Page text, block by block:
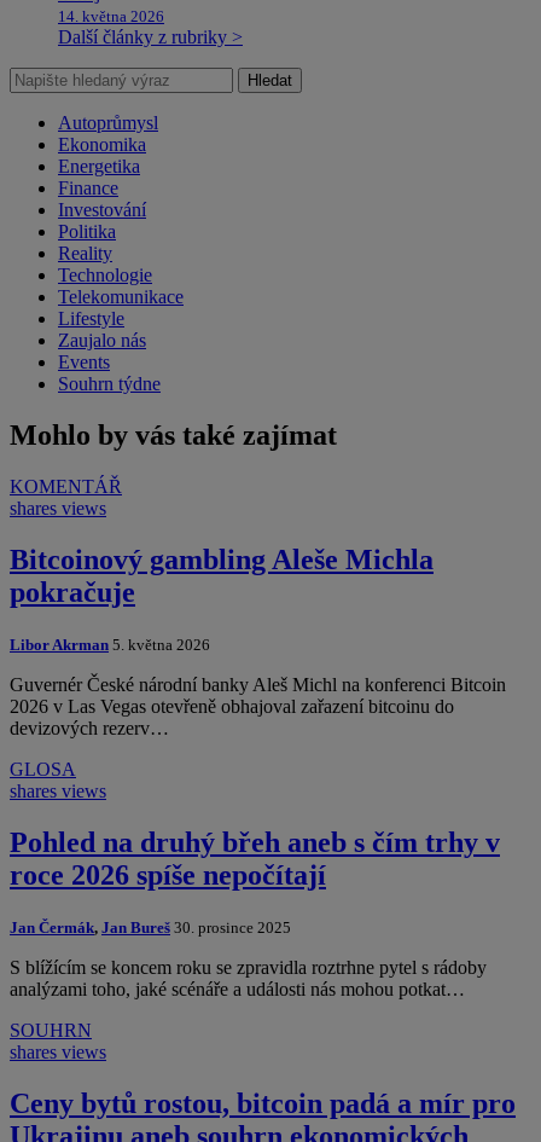
14. května 2026
Další články z rubriky >
Hledat
Autoprůmysl
Ekonomika
Energetika
Finance
Investování
Politika
Reality
Technologie
Telekomunikace
Lifestyle
Zaujalo nás
Events
Souhrn týdne
Mohlo by vás také zajímat
KOMENTÁŘ
shares views
Bitcoinový gambling Aleše Michla
pokračuje
Libor Akrman 5. května 2026
Guvernér České národní banky Aleš Michl na konferenci Bitcoin
2026 v Las Vegas otevřeně obhajoval zařazení bitcoinu do
devizových rezerv…
GLOSA
shares views
Pohled na druhý břeh aneb s čím trhy v
roce 2026 spíše nepočítají
Jan Čermák, Jan Bureš 30. prosince 2025
S blížícím se koncem roku se zpravidla roztrhne pytel s rádoby
analýzami toho, jaké scénáře a události nás mohou potkat…
SOUHRN
shares views
Ceny bytů rostou, bitcoin padá a mír pro
Ukrajinu aneb souhrn ekonomických